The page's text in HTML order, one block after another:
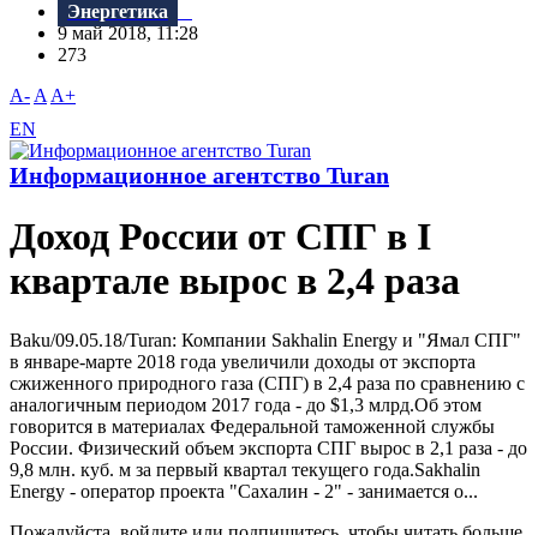
Энергетика
9 май 2018, 11:28
273
A- A A+
EN
Информационное агентство Turan
Доход России от СПГ в I
квартале вырос в 2,4 раза
Baku/09.05.18/Turan: Компании Sakhalin Energy и "Ямал СПГ"
в январе-марте 2018 года увеличили доходы от экспорта
сжиженного природного газа (СПГ) в 2,4 раза по сравнению с
аналогичным периодом 2017 года - до $1,3 млрд.Об этом
говорится в материалах Федеральной таможенной службы
России. Физический объем экспорта СПГ вырос в 2,1 раза - до
9,8 млн. куб. м за первый квартал текущего года.Sakhalin
Energy - оператор проекта "Сахалин - 2" - занимается о...